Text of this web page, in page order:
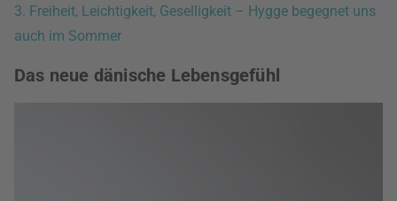
3. Freiheit, Leichtigkeit, Geselligkeit – Hygge begegnet uns
auch im Sommer
Das neue dänische Lebensgefühl